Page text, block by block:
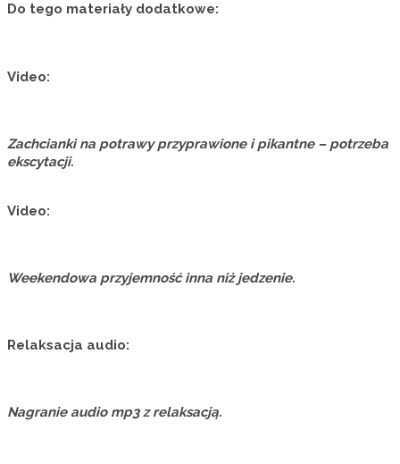
Do tego materiały dodatkowe:
Video:
Zachcianki na potrawy przyprawione i pikantne – potrzeba
ekscytacji.
Video:
Weekendowa przyjemność inna niż jedzenie.
Relaksacja audio:
Nagranie audio mp3 z relaksacją.